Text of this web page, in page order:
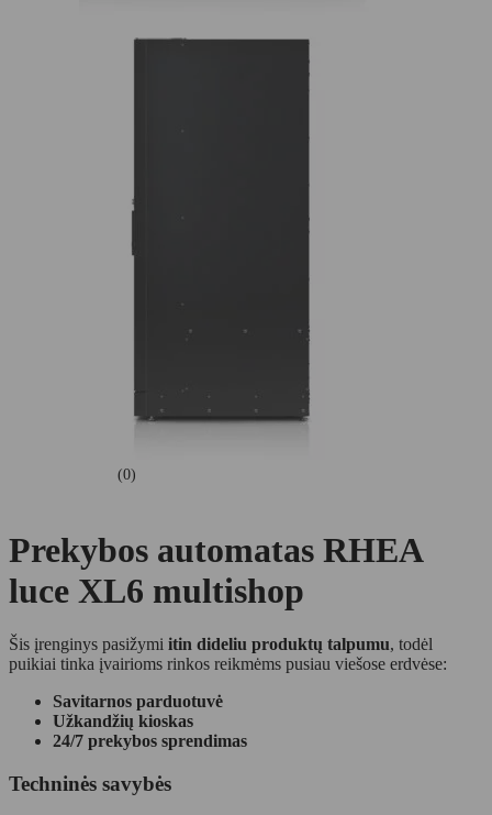
(0)
Prekybos automatas RHEA
luce XL6 multishop
Šis įrenginys pasižymi itin dideliu produktų talpumu, todėl
puikiai tinka įvairioms rinkos reikmėms pusiau viešose erdvėse:
Savitarnos parduotuvė
Užkandžių kioskas
24/7 prekybos sprendimas
Techninės savybės